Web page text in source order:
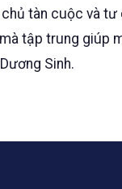
tàn cuộc và
tập trung giúp
Sinh.